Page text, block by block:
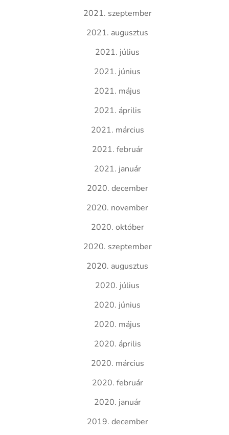
2021. szeptember
2021. augusztus
2021. július
2021. június
2021. május
2021. április
2021. március
2021. február
2021. január
2020. december
2020. november
2020. október
2020. szeptember
2020. augusztus
2020. július
2020. június
2020. május
2020. április
2020. március
2020. február
2020. január
2019. december